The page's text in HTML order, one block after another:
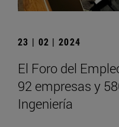
23 | 02 | 2024
El Foro del
92 empresas y
Ingeniería